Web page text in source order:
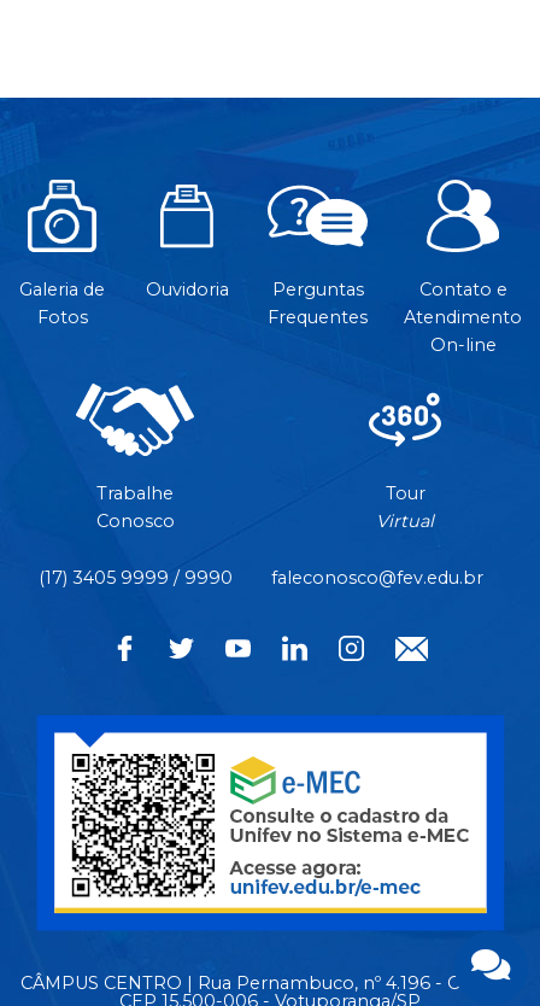
Galeria de
Fotos
Ouvidoria
Perguntas
Frequentes
Contato e
Atendimento
On-line
Trabalhe
Conosco
Tour
Virtual
(17) 3405 9999 / 9990 faleconosco@fev.edu.br
CÂMPUS CENTRO | Rua Pernambuco, nº 4.196 - Centro -